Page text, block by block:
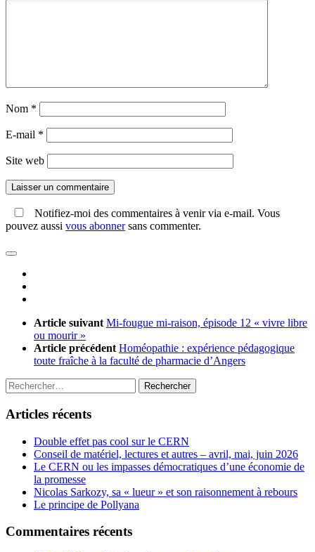
Nom *
E-mail *
Site web
Notifiez-moi des commentaires à venir via e-mail. Vous
pouvez aussi vous abonnersans commenter.
Article suivant Mi-fougue mi-raison, épisode 12 « vivre libre
ou mourir »
Article précédent Homéopathie : expérience pédagogique
toute fraîche à la faculté de pharmacie d’Angers
Rechercher :
Articles récents
Double effet pas cool sur le CERN
Conseil de matériel, lectures et autres – avril, mai, juin 2026
Le CERN ou les impasses démocratiques d’une économie de
la promesse
Nicolas Sarkozy, sa « lueur » et son raisonnement à rebours
Le principe de Pollyana
Commentaires récents